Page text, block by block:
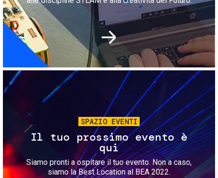
Immagine
SPAZIO EVENTI
Il tuo prossimo evento è
qui
Siamo pronti a ospitare il tuo evento. Non a caso,
siamo la Best Location al BEA 2022.